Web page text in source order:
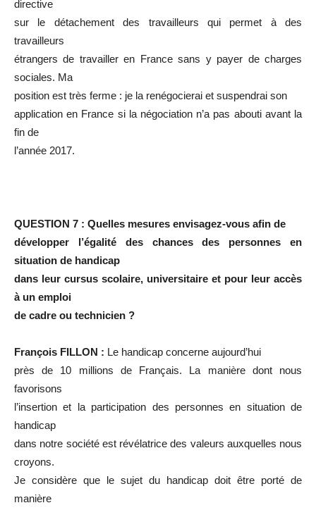
directive
sur le détachement des travailleurs qui permet à des
travailleurs
étrangers de travailler en France sans y payer de charges
sociales. Ma
position est très ferme : je la renégocierai et suspendrai son
application en France si la négociation n’a pas abouti avant la
fin de
l’année 2017.
QUESTION 7 : Quelles mesures envisagez-vous afin de
développer l’égalité des chances des personnes en
situation de handicap
dans leur cursus scolaire, universitaire et pour leur accès
à un emploi
de cadre ou technicien ?
François FILLON : Le handicap concerne aujourd’hui
près de 10 millions de Français. La manière dont nous
favorisons
l’insertion et la participation des personnes en situation de
handicap
dans notre société est révélatrice des valeurs auxquelles nous
croyons.
Je considère que le sujet du handicap doit être porté de
manière